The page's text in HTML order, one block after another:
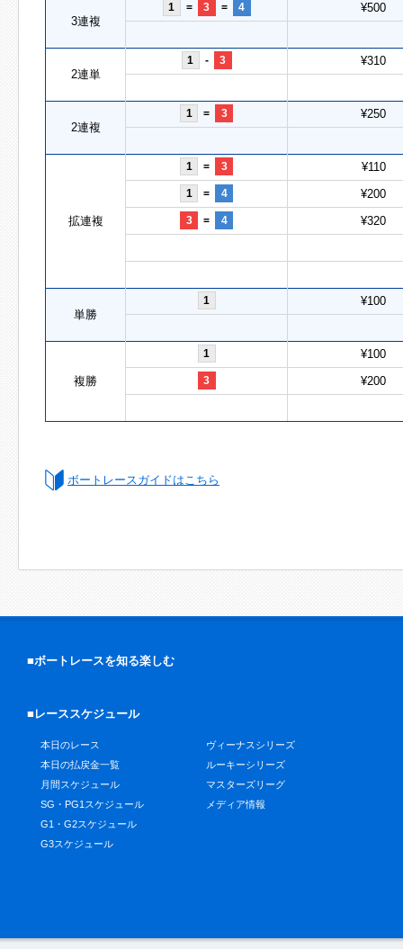
3連複
1 = 3 = 4 ¥500
2連単
1 - 3 ¥310
2連複
1 = 3 ¥250
拡連複
1 = 3 ¥110
1 = 4 ¥200
3 = 4 ¥320
単勝
1 ¥100
複勝
1 ¥100
3 ¥200
ボートレースガイドはこちら
■ボートレースを知る楽しむ
■レーススケジュール
本日のレース
本日の払戻金一覧
月間スケジュール
SG・PG1スケジュール
G1・G2スケジュール
G3スケジュール
ヴィーナスシリーズ
ルーキーシリーズ
マスターズリーグ
メディア情報